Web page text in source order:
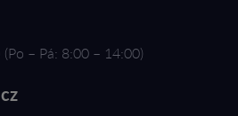
(Po – Pá: 8:00 – 14:00)